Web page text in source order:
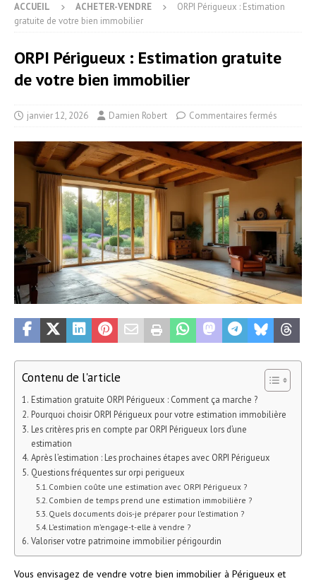
ACCUEIL ACHETER-VENDRE
ORPI Périgueux : Estimation
gratuite de votre bien immobilier
ORPI Périgueux : Estimation gratuite
de votre bien immobilier
janvier 12, 2026 Damien Robert Commentaires fermés
Contenu de l'article
Estimation gratuite ORPI Périgueux : Comment ça marche ?
Pourquoi choisir ORPI Périgueux pour votre estimation immobilière
Les critères pris en compte par ORPI Périgueux lors d’une
estimation
Après l’estimation : Les prochaines étapes avec ORPI Périgueux
Questions fréquentes sur orpi perigueux
Combien coûte une estimation avec ORPI Périgueux ?
Combien de temps prend une estimation immobilière ?
Quels documents dois-je préparer pour l’estimation ?
L’estimation m’engage-t-elle à vendre ?
Valoriser votre patrimoine immobilier périgourdin
Vous envisagez de vendre votre bien immobilier à Périgueux et